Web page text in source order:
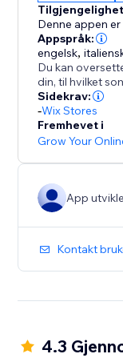
Denne appen
Appspråk:
engelsk,
Du kan
din, til hvilket
Sidekrav:
-Wix Stores
Fremhevet i
Grow Your
App
Kontakt
4.3